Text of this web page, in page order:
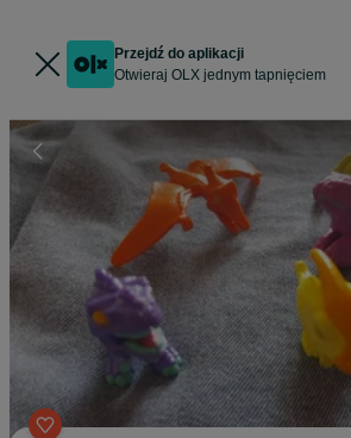
Przejdź do aplikacji
Otwieraj OLX jednym tapnięciem